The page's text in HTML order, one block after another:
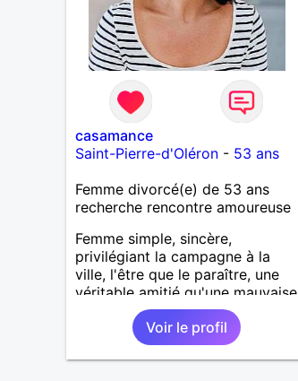
casamance
Saint-Pierre-d'Oléron- 53 ans
Femme divorcé(e) de 53 ans
recherche rencontre amoureuse
Femme simple, sincère,
privilégiant la campagne à la
ville, l'être que le paraître, une
véritable amitié qu'une mauvaise
Voir le profil